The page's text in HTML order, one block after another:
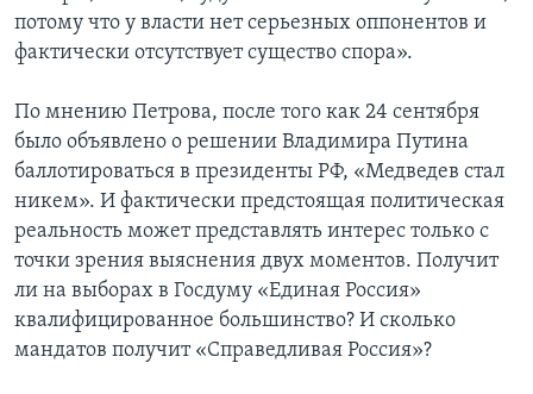
потому что у власти нет серьезных оппонентов и
фактически отсутствует существо спора».
По мнению Петрова, после того как 24 сентября
было объявлено о решении Владимира Путина
баллотироваться в президенты РФ, «Медведев стал
никем». И фактически предстоящая политическая
реальность может представлять интерес только с
точки зрения выяснения двух моментов. Получит
ли на выборах в Госдуму «Единая Россия»
квалифицированное большинство? И сколько
мандатов получит «Справедливая Россия»?